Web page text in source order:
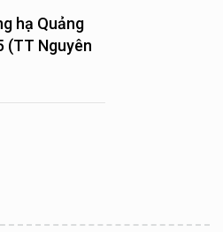
hạ Quảng
(TT Nguyên